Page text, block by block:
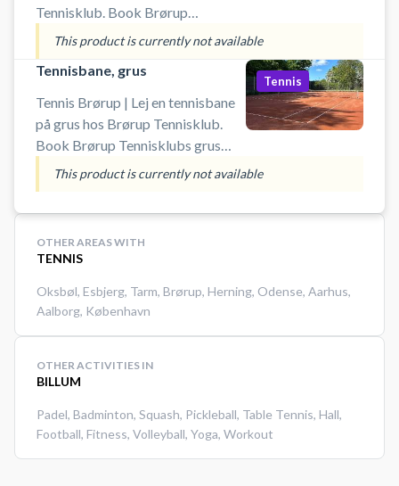
Tennisklub. Book Brørup
Tennisklubs kunstgræs
tennisbaner og spil tennis ved
Vejen på udendørsbaner ved
tennisklubbens i Brørup.
Medbring selv ketcher og bolde.
This product is currently not available
Tennisbane, grus
Tennis Brørup | Lej en tennisbane
på grus hos Brørup Tennisklub.
Book Brørup Tennisklubs grus
tennisbaner og spil tennis ved
Vejen på en af udendørsbanerne
ved tennisklubbens i Brørup.
Tennis
This product is currently not available
OTHER AREAS WITH
TENNIS
Oksbøl, Esbjerg, Tarm, Brørup, Herning, Odense, Aarhus,
Aalborg, København
OTHER ACTIVITIES IN
BILLUM
Padel, Badminton, Squash, Pickleball, Table Tennis, Hall,
Football, Fitness, Volleyball, Yoga, Workout